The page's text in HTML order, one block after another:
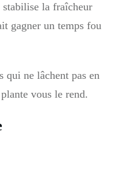
stabilise la fraîcheur
gagner un temps fou
qui ne lâchent pas en
vous le rend.